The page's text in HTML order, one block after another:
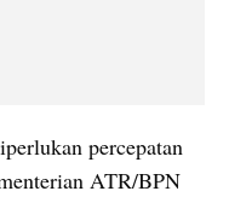
percepatan
ATR/BPN